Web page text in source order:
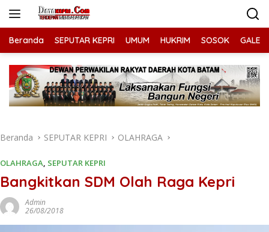
Beranda SEPUTAR KEPRI UMUM HUKRIM SOSOK
Beranda SEPUTAR KEPRI OLAHRAGA
OLAHRAGA, SEPUTAR KEPRI
Bangkitkan SDM Olah Raga Kepri
Admin
26/08/2018